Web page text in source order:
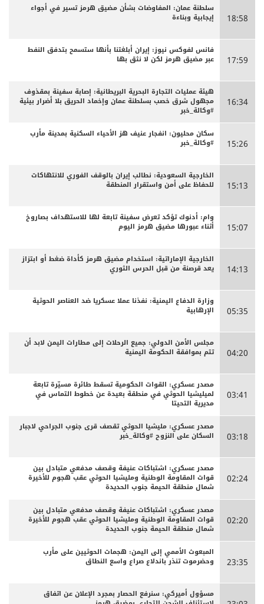
18:58
سلطنة عمان: المفاوضات بشأن مضيق هرمز تسير في أجواء
إيجابية وبناءة
17:59
فانس لفوكس نيوز: إيران أبلغتنا بأنها ستسمح بتدفق النفط
عبر مضيق هرمز لكن لا نثق بها
16:34
هيئة عمليات التجارة البحرية البريطانية: إصابة سفينة بمقذوف
مجهول شرق خصب بسلطنة عمان وإخماد الحريق بلا أضرار بيئية
#وكالة_خبر
15:26
سكان محليون: انفجار عنيف هز الأحياء السكنية بمدينة مأرب
#وكالة_خبر
15:13
الخارجية السعودية: نطالب إيران بالوقف الفوري للانتهاكات
للحفاظ على أمن واستقرار المنطقة
15:07
وام: أدنوك تؤكد تعرض سفينة تابعة لها للاستهداف بصاروخ
أثناء عبورها مضيق هرمز اليوم
14:13
الخارجية الإماراتية: استخدام مضيق هرمز كأداة ضغط أو ابتزاز
يعد قرصنة من قبل الحرس الثوري
05:35
وزارة الدفاع اليمنية: نفذنا عملا عسكريا ضد العناصر الحوثية
الإرهابية
04:20
مجلس الأمن الدولي: جميع الرحلات إلى مطارات اليمن لابد أن
تتم بموافقة الحكومة اليمنية
03:41
مصدر عسكري: القوات الحكومية تسقط طائرة مسيّرة تابعة
لميليشيا الحوثي في منطقة بعيدة عن خطوط التماس في
مديرية التحيتا
03:18
مصدر عسكري: مليشيا الحوثي تقصف قرى جنوب الجراحي لاجبار
السكان على النزوح #وكالة_خبر
02:24
مصدر عسكري: اشتباكات عنيفة وقصف مدفعي متبادل بين
قوات المقاومة الوطنية ومليشيا الحوثي عقب هجوم للأخيرة
شمال منطقة الحيمة جنوب الحديدة
02:20
مصدر عسكري: اشتباكات عنيفة وقصف مدفعي متبادل بين
قوات المقاومة الوطنية ومليشيا الحوثي عقب هجوم للأخيرة
شمال منطقة الحيمة جنوب الحديدة
23:35
المبعوث الأممي إلى اليمن: هجمات الحوثيين على مأرب
وحضرموت تنذر باندلاع صراع واسع النطاق
مسؤول أميركي: سنرفع الحصار بمجرد الإعلان عن اتفاق